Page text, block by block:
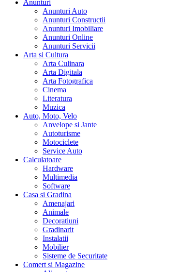
Anunturi
Anunturi Auto
Anunturi Constructii
Anunturi Imobiliare
Anunturi Online
Anunturi Servicii
Arta si Cultura
Arta Culinara
Arta Digitala
Arta Fotografica
Cinema
Literatura
Muzica
Auto, Moto, Velo
Anvelope si Jante
Autoturisme
Motociclete
Service Auto
Calculatoare
Hardware
Multimedia
Software
Casa si Gradina
Amenajari
Animale
Decoratiuni
Gradinarit
Instalatii
Mobilier
Sisteme de Securitate
Comert si Magazine